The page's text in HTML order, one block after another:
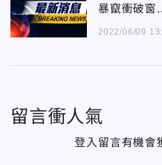
暴竄衝破
2022/06/09
留言衝人氣
登入留言有機會